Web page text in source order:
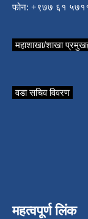
फोन: +९७७ ६१
महाशाखा/शाखा
वडा सचिव विवरण
महत्वपूर्ण लिंक